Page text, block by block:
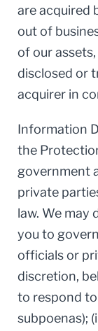
are acquired
out of
of our
disclosed or
acquirer in
Information
the
government
private
law. We may
you to
officials or
discretion,
to respond
subpoenas);